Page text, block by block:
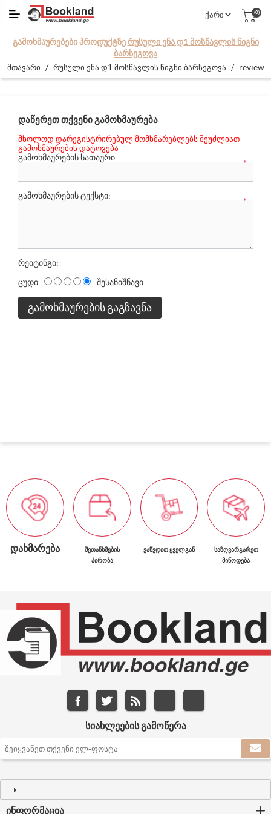
(0)
ᲒᲐᲛᲝᲮᲛᲐᲣᲠᲔᲑᲔᲑᲘ ᲞᲠᲝᲓᲣᲥᲢᲖᲔᲠᲣᲡᲣᲚᲘ ᲔᲜᲐ Დ1 ᲛᲝᲡᲬᲐᲕᲚᲘᲡ ᲬᲘᲒᲜᲘ
ᲑᲐᲠᲡᲔᲒᲝᲕᲐ
მთავარი / რუსული ენა დ1 მოსწავლის წიგნი ბარსეგოვა / review
ᲓᲐᲬᲔᲠᲔᲗ ᲗᲥᲕᲔᲜᲘ ᲒᲐᲛᲝᲮᲛᲐᲣᲠᲔᲑᲐ
მხოლოდ დარეგისტრირებულ მომხმარებლებს შეუძლიათ
გამოხმაურების დატოვება
ᲒᲐᲛᲝᲮᲛᲐᲣᲠᲔᲑᲘᲡ ᲡᲐᲗᲐᲣᲠᲘ:
*
ᲒᲐᲛᲝᲮᲛᲐᲣᲠᲔᲑᲘᲡ ᲢᲔᲥᲡᲢᲘ:
*
რეიტინგი:
ცუდი
შესანიშნავი
ᲒᲐᲛᲝᲮᲛᲐᲣᲠᲔᲑᲘᲡ ᲒᲐᲒᲖᲐᲕᲜᲐ
ᲓᲐᲮᲛᲐᲠᲔᲑᲐ
ᲨᲔᲗᲐᲜᲮᲛᲔᲑᲘᲡ
ᲞᲘᲠᲝᲑᲐ
ᲕᲐᲬᲕᲓᲘᲗ ᲧᲕᲔᲚᲒᲐᲜ
ᲡᲐᲖᲦᲕᲐᲠᲒᲐᲠᲔᲗ
ᲛᲘᲬᲝᲓᲔᲑᲐ
ᲡᲘᲐᲮᲚᲔᲔᲑᲘᲡ ᲒᲐᲛᲝᲬᲔᲠᲐ
ᲘᲜᲤᲝᲠᲛᲐᲪᲘᲐ